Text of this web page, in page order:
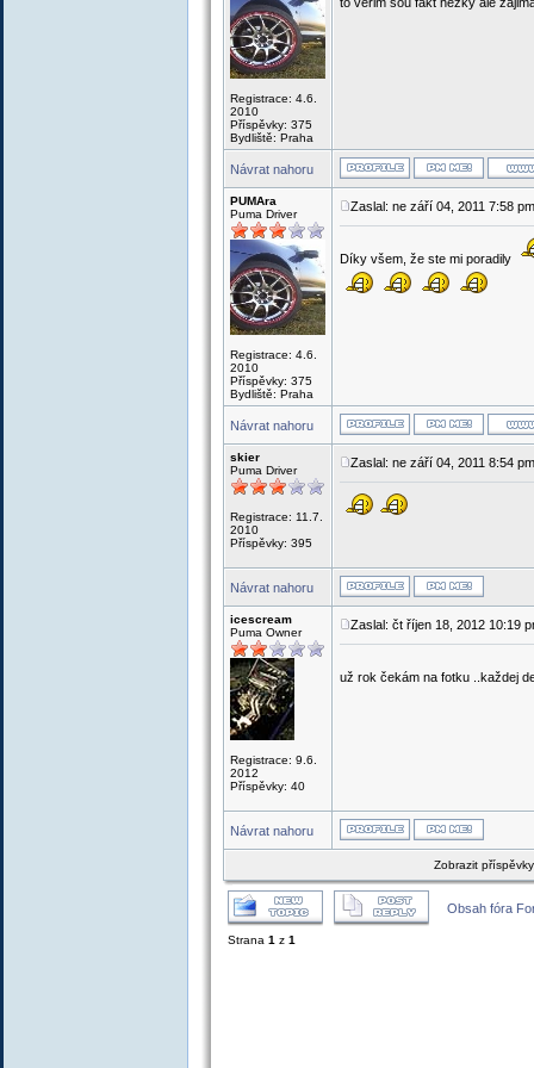
Registrace: 4.6.
2010
Příspěvky: 375
Bydliště: Praha
Návrat nahoru
PUMAra
Puma Driver
Registrace: 4.6.
2010
Příspěvky: 375
Bydliště: Praha
Zaslal: ne září 04, 2011 7:58 pm
Díky všem, že ste mi poradily
Návrat nahoru
skier
Puma Driver
Registrace: 11.7.
2010
Příspěvky: 395
Zaslal: ne září 04, 2011 8:54 pm
Návrat nahoru
icescream
Puma Owner
Registrace: 9.6.
2012
Příspěvky: 40
Zaslal: čt říjen 18, 2012 10:19
už rok čekám na fotku ..každej
Návrat nahoru
Zobrazit
Obsah fóra
Strana 1 z 1